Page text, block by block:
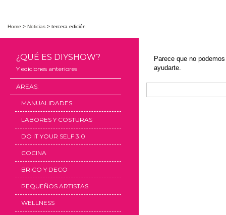
Home > Noticias > tercera edición
¿QUÉ ES DIYSHOW?
Y ediciones anteriores
AREAS:
MANUALIDADES
LABORES Y COSTURAS
DO IT YOUR SELF 3.0
COCINA
BRICO Y DECO
PEQUEÑOS ARTISTAS
WELLNESS
Parece que no
ayudarte.